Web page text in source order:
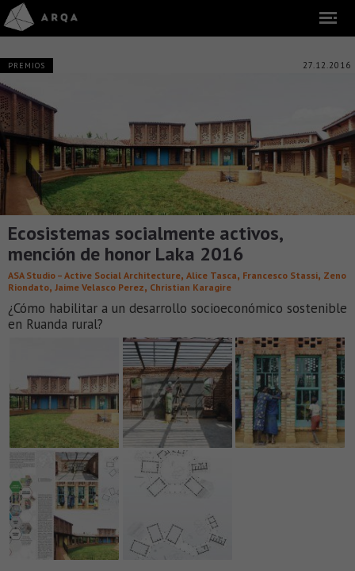
PREMIOS 27.12.2016
Ecosistemas socialmente activos,
mención de honor Laka 2016
ASA Studio – Active Social Architecture, Alice Tasca, Francesco Stassi, Zeno
Riondato, Jaime Velasco Perez, Christian Karagire
¿Cómo habilitar a un desarrollo socioeconómico sostenible
en Ruanda rural?